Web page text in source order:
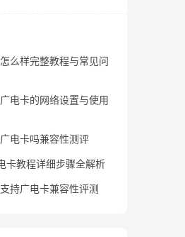
么样完整教程与常见问
电卡的网络设置与使用
电卡吗兼容性测评
卡教程详细步骤全解析
持广电卡兼容性评测